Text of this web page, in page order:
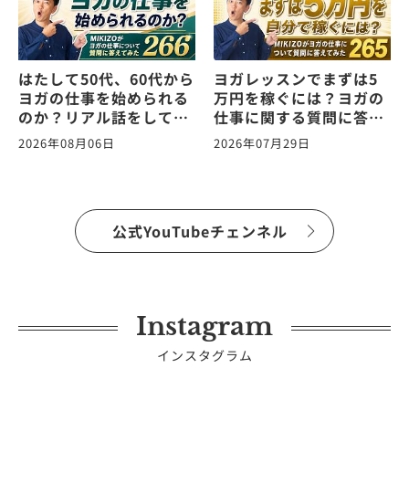
はたして50代、60代から
ヨガの仕事を始められる
のか？リアル話をしてみ
た。ヨガの仕事に関する
質問に答えます！
2026年08月06日
ヨガレッスンでまずは5
万円を稼ぐには？ヨガの
仕事に関する質問に答え
ます！vol.265
2026年07月29日
公式YouTubeチェンネル
Instagram
インスタグラム